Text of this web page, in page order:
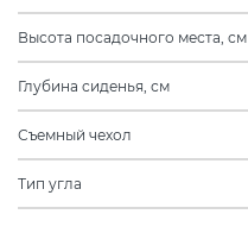
Высота посадочного места, см
Глубина сиденья, см
Съемный чехол
Тип угла